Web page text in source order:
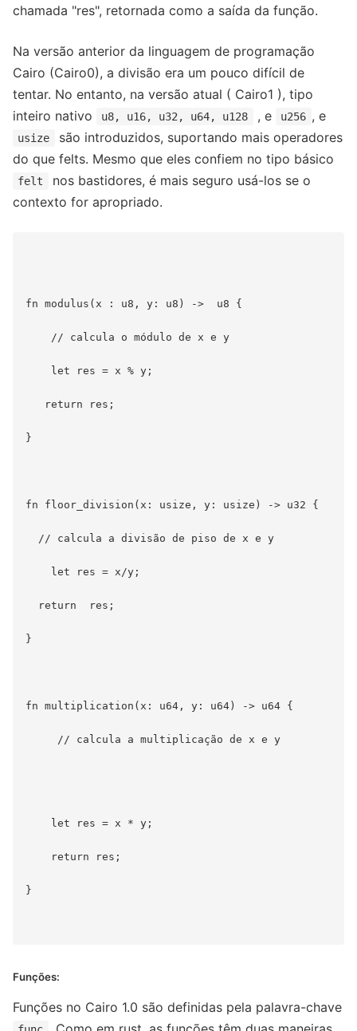
chamada "res", retornada como a saída da função.
Na versão anterior da linguagem de programação
Cairo (Cairo0), a divisão era um pouco difícil de
tentar. No entanto, na versão atual ( Cairo1 ), tipo
inteiro nativo
u8, u16, u32, u64, u128 , e u256 , e
usize
são introduzidos, suportando mais operadores
do que felts. Mesmo que eles confiem no tipo básico
felt
nos bastidores, é mais seguro usá-los se o
contexto for apropriado.
fn modulus(x : u8, y: u8) ->  u8 {
// calcula o módulo de x e y
let res = x % y;
return res;
}
fn floor_division(x: usize, y: usize) -> u32 {
// calcula a divisão de piso de x e y
let res = x/y;
return  res;
}
fn multiplication(x: u64, y: u64) -> u64 {
// calcula a multiplicação de x e y
let res = x * y;
return res;
}
Funções:
Funções no Cairo 1.0 são definidas pela palavra-chave